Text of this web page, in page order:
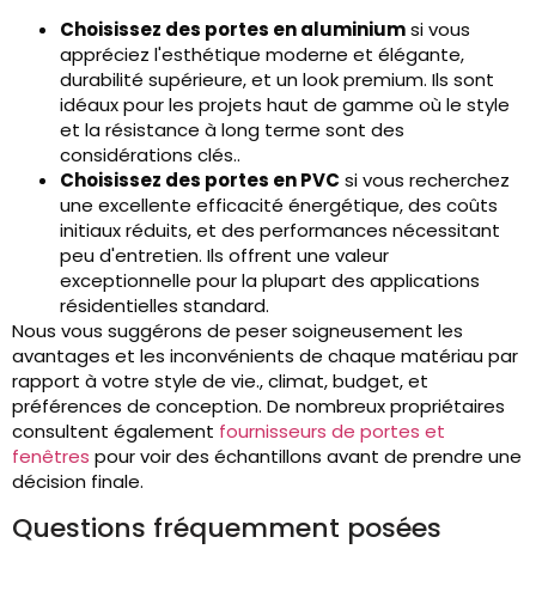
Choisissez des portes en aluminiumsi vous
appréciez l'esthétique moderne et élégante,
durabilité supérieure, et un look premium. Ils sont
idéaux pour les projets haut de gamme où le style
et la résistance à long terme sont des
considérations clés..
Choisissez des portes en PVC si vous recherchez
une excellente efficacité énergétique, des coûts
initiaux réduits, et des performances nécessitant
peu d'entretien. Ils offrent une valeur
exceptionnelle pour la plupart des applications
résidentielles standard.
Nous vous suggérons de peser soigneusement les
avantages et les inconvénients de chaque matériau par
rapport à votre style de vie., climat, budget, et
préférences de conception. De nombreux propriétaires
consultent également fournisseurs de portes et
fenêtres pour voir des échantillons avant de prendre une
décision finale.
Questions fréquemment posées